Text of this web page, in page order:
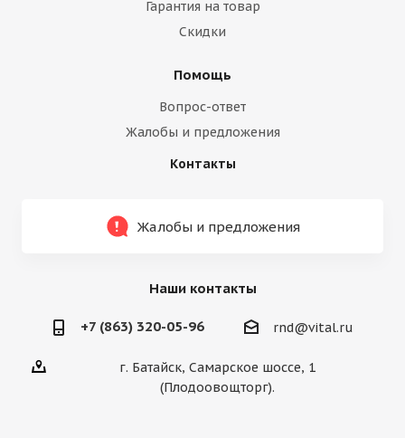
Гарантия на товар
Скидки
Помощь
Вопрос-ответ
Жалобы и предложения
Контакты
Жалобы и предложения
Наши контакты
+7 (863) 320-05-96 rnd@vital.ru
г. Батайск, Самарское шоссе, 1
(Плодоовощторг).